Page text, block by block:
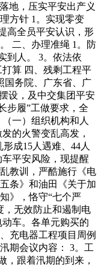
地，压实平安出产义
方针 1。实现零变
高全员平安认识，形
二、办理准绳 1。防
到人。 3。依法依
算 四、残剩工程平
国务院、广东省、广
设，及中交集团平安
步履”工做要求，全
一）组织机构和人
的火警变乱高发，
成15人遇难、44人
平安风险，现提醒
教训，严酷施行《电
条》和油田《关于加
》，恪守“七个严
，无效防止和遏制电
车。各单元购买的
充电器工程项目周例
期会议内容： 3。工
，跟着汛期的到来，